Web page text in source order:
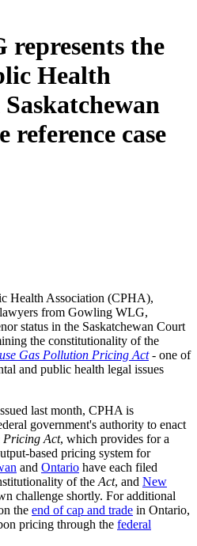
the
Health
reference case
Health Association (CPHA),
from Gowling WLG,
status in the Saskatchewan Court
the constitutionality of the
Gas Pollution Pricing Act- one of
and public health legal issues
last month, CPHA is
government's authority to enact
Pricing Act, which provides for a
based pricing system for
and Ontario have each filed
of the Act, and New
challenge shortly. For additional
the end of cap and trade in Ontario,
pricing through the federal